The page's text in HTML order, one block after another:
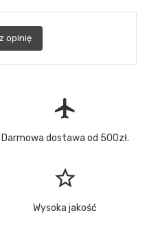
opinię
flight
Darmowa dostawa od 500zł.
star_border
Wysoka jakość